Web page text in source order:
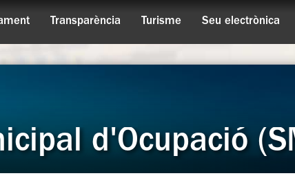
Transparència Turisme Seu electrònica
d'Ocupació